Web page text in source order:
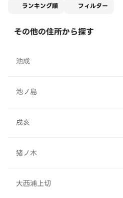
ランキング順 フィルター
その他の住所から探す
池成
池ノ島
戌亥
猪ノ木
大西浦上切